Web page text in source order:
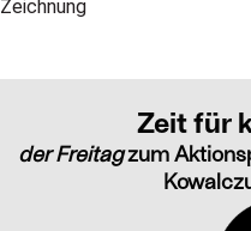
Zeit für
der Freitagzum